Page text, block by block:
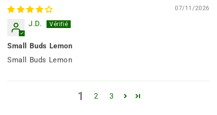
07/11/2026
J.D.
Small Buds Lemon
Small Buds Lemon
1 2 3